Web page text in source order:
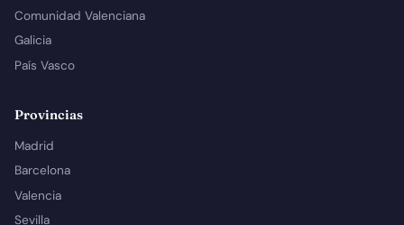
Comunidad Valenciana
Galicia
País Vasco
Provincias
Madrid
Barcelona
Valencia
Sevilla